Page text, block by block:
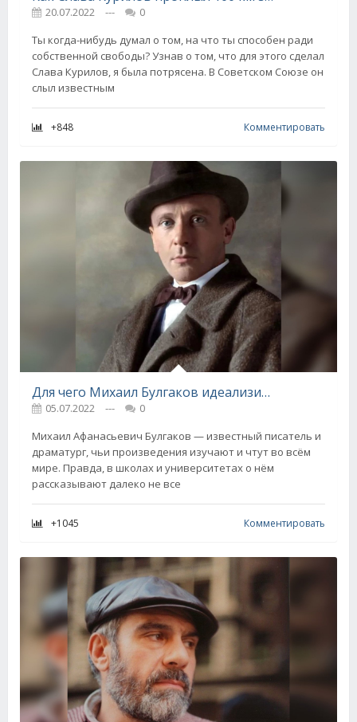
20.07.2022 ---
0
Ты когда-нибудь думал о том, на что ты способен ради
собственной свободы? Узнав о том, что для этого сделал
Слава Курилов, я была потрясена. В Советском Союзе он
слыл известным
+848 Комментировать
Для чего Михаил Булгаков идеализировал зло в романах, что стали хитами
05.07.2022 ---
0
Михаил Афанасьевич Булгаков — известный писатель и
драматург, чьи произведения изучают и чтут во всём
мире. Правда, в школах и университетах о нём
рассказывают далеко не все
+1045 Комментировать